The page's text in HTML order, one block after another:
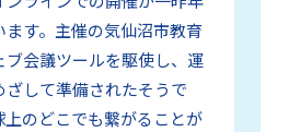
す。主催の気仙沼市教育
会議ツールを駆使し、運
して準備されたそうで
上のどこでも繋がることが